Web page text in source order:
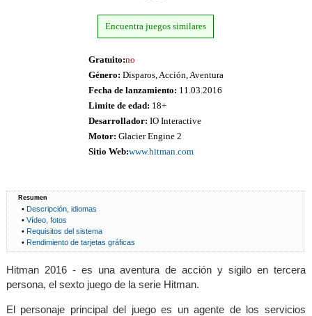
Encuentra juegos similares
Gratuito:no
Género: Disparos, Acción, Aventura
Fecha de lanzamiento: 11.03.2016
Limite de edad: 18+
Desarrollador: IO Interactive
Motor: Glacier Engine 2
Sitio Web:www.hitman.com
Resumen
•Descripción, idiomas
•Vídeo, fotos
•Requisitos del sistema
•Rendimiento de tarjetas gráficas
Hitman 2016 - es una aventura de acción y sigilo en tercera
persona, el sexto juego de la serie Hitman.
El personaje principal del juego es un agente de los servicios